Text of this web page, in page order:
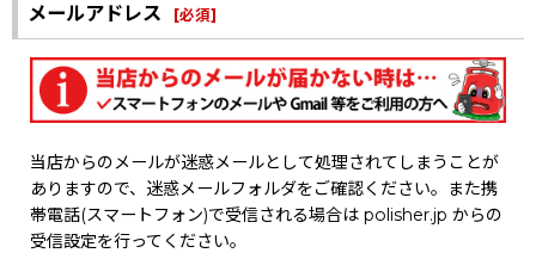
メールアドレス [必須]
当店からのメールが迷惑メールとして処理されてしまうことが
ありますので、迷惑メールフォルダをご確認ください。また携
帯電話(スマートフォン)で受信される場合は polisher.jp からの
受信設定を行ってください。